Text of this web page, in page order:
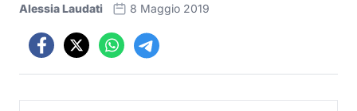
Alessia Laudati 8 Maggio 2019